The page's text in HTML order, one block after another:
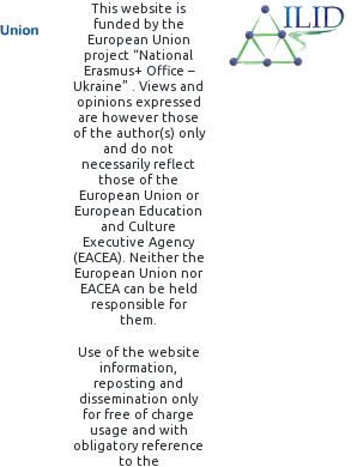
This website is
funded by the
European Union
project “National
Erasmus+ Office –
Ukraine” . Views and
opinions expressed
are however those
of the author(s) only
and do not
necessarily reflect
those of the
European Union or
European Education
and Culture
Executive Agency
(EACEA). Neither the
European Union nor
EACEA can be held
responsible for
them.
Use of the website
information,
reposting and
dissemination only
for free of charge
usage and with
obligatory reference
to the